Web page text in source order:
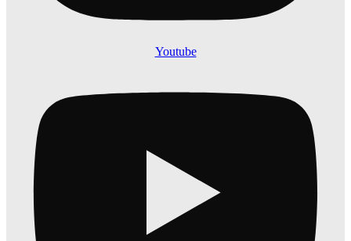
Youtube